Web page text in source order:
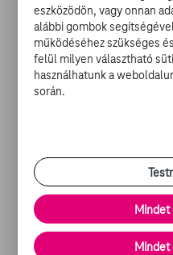
A készítők ezen kívül
meglepetést fognak
több szórakozás és
estéket.
következtetni, hogy sok
majd, amiken valóban
székekben pedig Bagota
Dombrovszky Linda,
Miklauzic Bence és
eszközödön, vagy onnan
alábbi gombok
működéséhez szükséges
felül milyen választható
használhatunk a
során.
Mindet
Mindet